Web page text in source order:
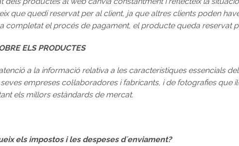
que quedi reservat per al client, ja que altres clients poden
completat el procés de pagament, el producte queda reservat
ELS PRODUCTES
a la informació relativa a les característiques essencials
empreses col·laboradores i fabricants, i de fotografies que
els millors estàndards de mercat.
els impostos i les despeses d´enviament?